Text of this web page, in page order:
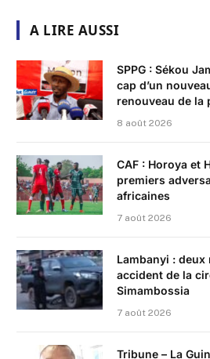
A LIRE AUSSI
SPPG : Sékou
cap d’un
renouveau de la
8 août 2026
CAF : Horoya et
premiers
africaines
7 août 2026
Lambanyi :
accident de la
Simambossia
7 août 2026
Tribune – La